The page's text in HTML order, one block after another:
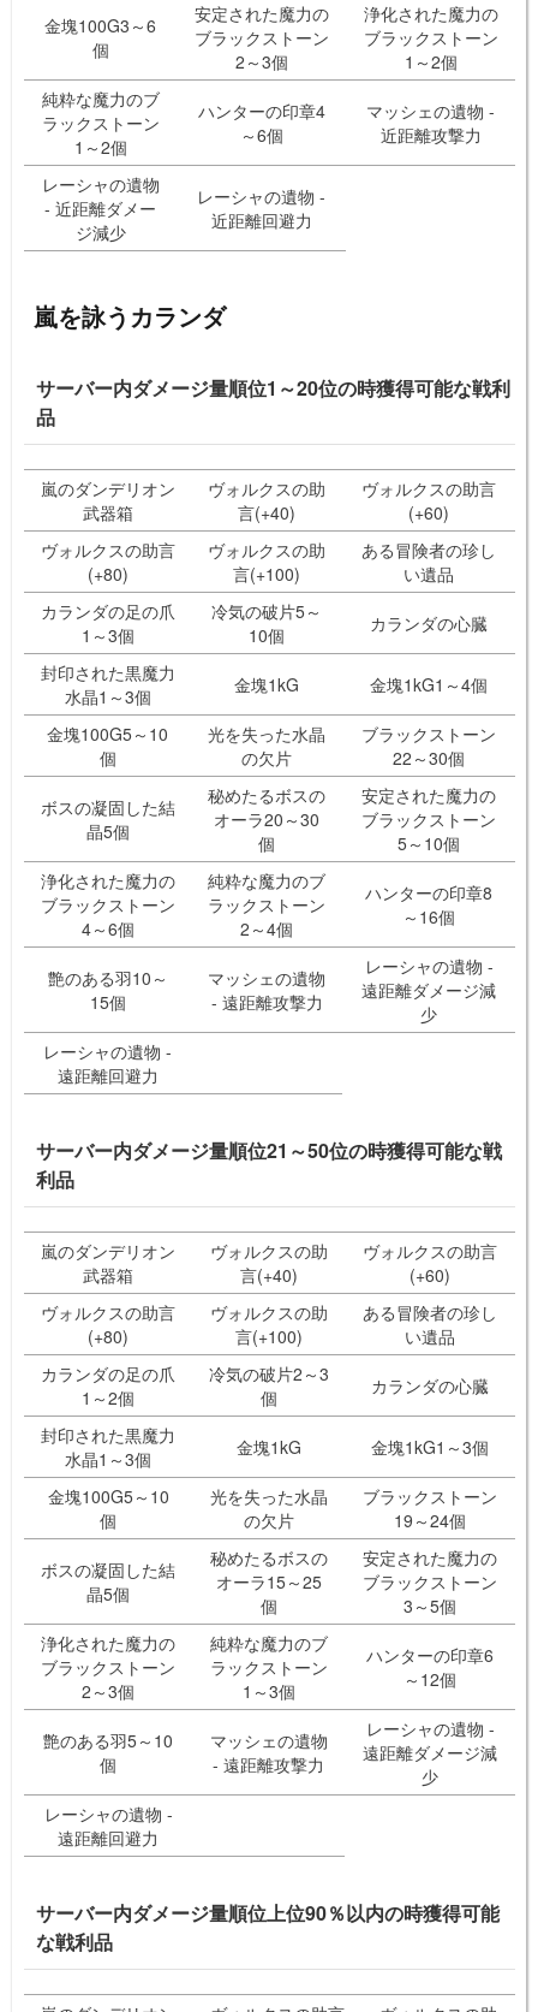
金塊100G3～6
個
安定された魔力の
ブラックストーン
2～3個
浄化された魔力の
ブラックストーン
1～2個
純粋な魔力のブ
ラックストーン
1～2個
ハンターの印章4
～6個
マッシェの遺物 -
近距離攻撃力
レーシャの遺物
- 近距離ダメー
ジ減少
レーシャの遺物 -
近距離回避力
嵐を詠うカランダ
サーバー内ダメージ量順位1～20位の時獲得可能な戦利
品
嵐のダンデリオン
武器箱
ヴォルクスの助
言(+40)
ヴォルクスの助言
(+60)
ヴォルクスの助言
(+80)
ヴォルクスの助
言(+100)
ある冒険者の珍し
い遺品
カランダの足の爪
1～3個
冷気の破片5～
10個
カランダの心臓
封印された黒魔力
水晶1～3個
金塊1kG 金塊1kG1～4個
金塊100G5～10
個
光を失った水晶
の欠片
ブラックストーン
22～30個
ボスの凝固した結
晶5個
秘めたるボスの
オーラ20～30
個
安定された魔力の
ブラックストーン
5～10個
浄化された魔力の
ブラックストーン
4～6個
純粋な魔力のブ
ラックストーン
2～4個
ハンターの印章8
～16個
艶のある羽10～
15個
マッシェの遺物
- 遠距離攻撃力
レーシャの遺物 -
遠距離ダメージ減
少
レーシャの遺物 -
遠距離回避力
サーバー内ダメージ量順位21～50位の時獲得可能な戦
利品
嵐のダンデリオン
武器箱
ヴォルクスの助
言(+40)
ヴォルクスの助言
(+60)
ヴォルクスの助言
(+80)
ヴォルクスの助
言(+100)
ある冒険者の珍し
い遺品
カランダの足の爪
1～2個
冷気の破片2～3
個
カランダの心臓
封印された黒魔力
水晶1～3個
金塊1kG 金塊1kG1～3個
金塊100G5～10
個
光を失った水晶
の欠片
ブラックストーン
19～24個
ボスの凝固した結
晶5個
秘めたるボスの
オーラ15～25
個
安定された魔力の
ブラックストーン
3～5個
浄化された魔力の
ブラックストーン
2～3個
純粋な魔力のブ
ラックストーン
1～3個
ハンターの印章6
～12個
艶のある羽5～10
個
マッシェの遺物
- 遠距離攻撃力
レーシャの遺物 -
遠距離ダメージ減
少
レーシャの遺物 -
遠距離回避力
サーバー内ダメージ量順位上位90％以内の時獲得可能
な戦利品